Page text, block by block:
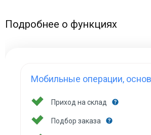
Подробнее о функциях
Мобильные операции,
Приход на склад
Подбор заказа